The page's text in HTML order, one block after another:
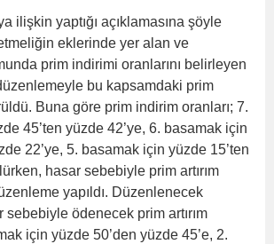
ilişkin yaptığı açıklamasına şöyle
eklerinde yer alan ve
prim indirimi oranlarını belirleyen
bu kapsamdaki prim
Buna göre prim indirim oranları; 7.
45’ten yüzde 42’ye, 6. basamak için
22’ye, 5. basamak için yüzde 15’ten
hasar sebebiyle prim artırım
yapıldı. Düzenlenecek
ödenecek prim artırım
için yüzde 50’den yüzde 45’e, 2.